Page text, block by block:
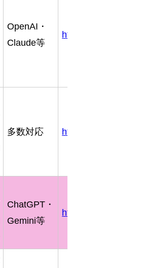
OpenAI・
Claude等
https://
多数対応 https://librechat.ai
ChatGPT・
Gemini等
https://chathub.gg